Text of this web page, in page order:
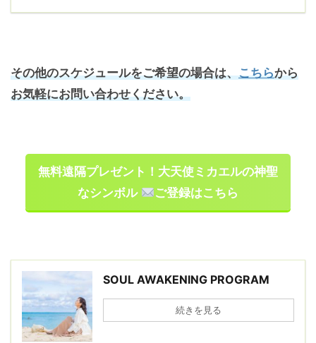
その他のスケジュールをご希望の場合は、こちらから
お気軽にお問い合わせください。
無料遠隔プレゼント！大天使ミカエルの神聖
なシンボル
ご登録はこちら
SOUL AWAKENING PROGRAM
続きを見る